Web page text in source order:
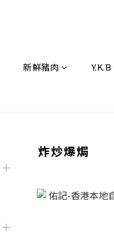
新鮮豬肉 Y.K.B
炸炒爆焗